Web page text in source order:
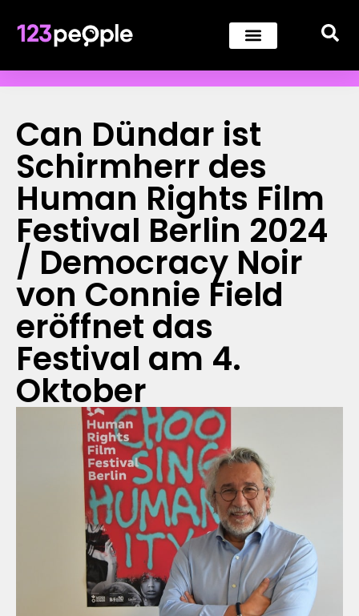
Can Dündar ist
Schirmherr des
Human Rights Film
Festival Berlin 2024
/ Democracy Noir
von Connie Field
eröffnet das
Festival am 4.
Oktober